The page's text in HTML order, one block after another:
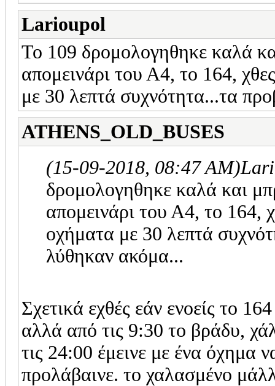
Larioupol
Το 109 δρομολογηθηκε καλά
απομεινάρι του Α4, το 164,
με 30 λεπτά συχνότητα...τα
ATHENS_OLD_BUSES
(15-09-2018, 08:47 AM)
δρομολογηθηκε καλά και
απομεινάρι του Α4, το 164,
οχήματα με 30 λεπτά
λύθηκαν ακόμα...
Σχετικά εχθές εάν ενοείς το
αλλά από τις 9:30 το βράδυ,
τις 24:00 έμεινε με ένα όχημα
προλάβαινε. το χαλασμένο